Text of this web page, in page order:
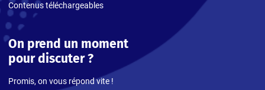
Contenus téléchargeables
On prend un moment
pour discuter ?
Promis, on vous répond vite !